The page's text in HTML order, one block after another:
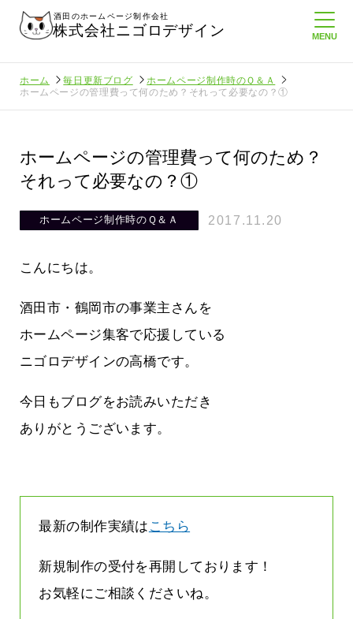
酒田のホームページ制作会社
株式会社ニゴロデザイン
ホーム 毎日更新ブログ
ホームページ制作時のＱ＆Ａ
ホームページの管理費って何のため？それって必要なの？①
ホームページの管理費って何のため？
それって必要なの？①
ホームページ制作時のＱ＆Ａ 2017.11.20
こんにちは。
酒田市・鶴岡市の事業主さんを
ホームページ集客で応援している
ニゴロデザインの高橋です。
今日もブログをお読みいただき
ありがとうございます。
最新の制作実績は こちら
新規制作の受付を再開しております！
お気軽にご相談くださいね。
ること
悲しい現実…実はそれなりにホームペ
ージは解約されているのです
2026.07.31